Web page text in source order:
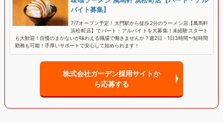
バイト募集】
7/7オープン予定！大門駅から徒歩2分のラーメン店【萬馬軒
浜松町店】でパート・アルバイトを大募集！未経験スタート
も大歓迎！自慢のまかないが味わえる職場で働きませんか？週2日・1日3時間〜短時間
勤務も可能！手厚いサポートで安心して始められます！
株式会社ガーデン採用サイトか
ら応募する